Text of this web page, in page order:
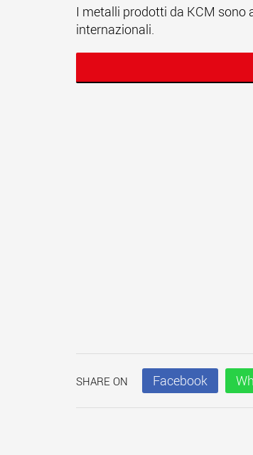
I metalli prodotti da KCM
internazionali.
SHARE ON Facebook